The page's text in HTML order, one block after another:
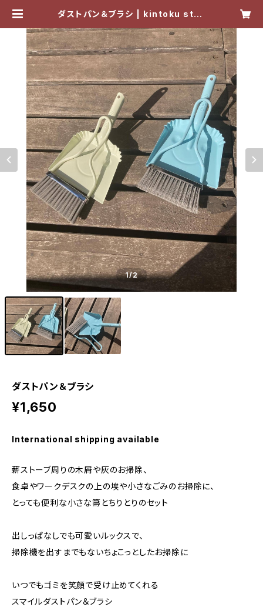
ダストパン＆ブラシ | kintoku stov
1/2
ダストパン＆ブラシ
¥1,650
International shipping available
薪ストーブ周りの木屑や灰のお掃除、
食卓やワークデスクの上の埃や小さなごみのお掃除に、
とっても便利な小さな箒とちりとりのセット
出しっぱなしでも可愛いルックスで、
掃除機を出すまでもないちょこっとしたお掃除に
いつでもゴミを笑顔で受け止めてくれる
スマイルダストパン＆ブラシ